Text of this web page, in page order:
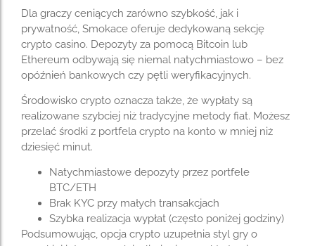
Dla graczy ceniących zarówno szybkość, jak i
prywatność, Smokace oferuje dedykowaną sekcję
crypto casino. Depozyty za pomocą Bitcoin lub
Ethereum odbywają się niemal natychmiastowo – bez
opóźnień bankowych czy pętli weryfikacyjnych.
Środowisko crypto oznacza także, że wypłaty są
realizowane szybciej niż tradycyjne metody fiat. Możesz
przelać środki z portfela crypto na konto w mniej niż
dziesięć minut.
Natychmiastowe depozyty przez portfele
BTC/ETH
Brak KYC przy małych transakcjach
Szybka realizacja wypłat (często poniżej godziny)
Podsumowując, opcja crypto uzupełnia styl gry o